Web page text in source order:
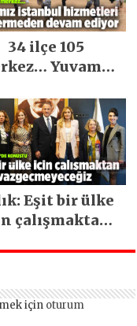
34 ilçe 105
Yuvamız
ara vermeden
ediyor
Eşit bir ülke
çalışmaktan
için oturum